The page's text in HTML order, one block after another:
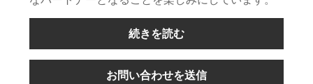
続きを読む
お問い合わせを送信